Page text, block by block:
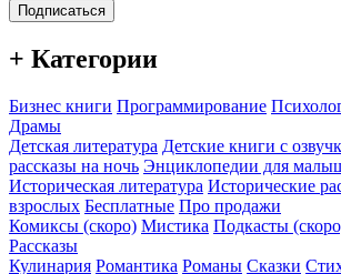
Подписаться
+ Категории
Бизнес книги Программирование
Драмы
Детская литература Детские книги с
рассказы на ночь Энциклопедии для
Историческая литература Исторические
взрослых Бесплатные Про продажи
Комиксы (скоро) Мистика Подкасты
Рассказы
Кулинария Романтика Романы Сказки